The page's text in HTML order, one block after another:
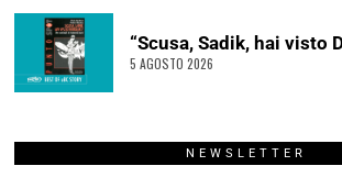
“Scusa, Sadik, hai visto
5 AGOSTO 2026
NEWSLETTER